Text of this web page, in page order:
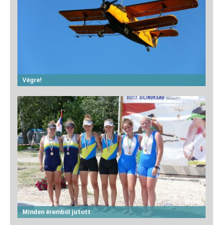
Végre!
Minden éremből jutott